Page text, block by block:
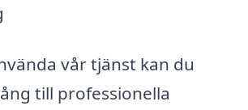
vår tjänst kan du
till professionella